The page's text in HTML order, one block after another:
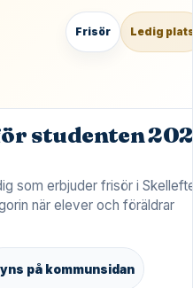
Frisör Ledig
studenten
som erbjuder frisör i
när elever och föräldrar
på kommunsidan